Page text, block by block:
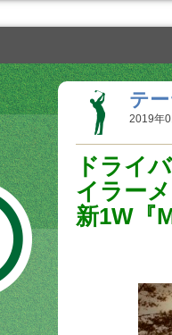
テ
2019年
ドライ
イラー
新1W『